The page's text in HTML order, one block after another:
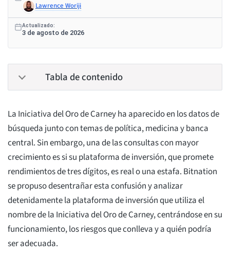
Lawrence Woriji
Actualizado:
3 de agosto de 2026
Tabla de contenido
La Iniciativa del Oro de Carney ha aparecido en los datos de
búsqueda junto con temas de política, medicina y banca
central. Sin embargo, una de las consultas con mayor
crecimiento es si su plataforma de inversión, que promete
rendimientos de tres dígitos, es real o una estafa. Bitnation
se propuso desentrañar esta confusión y analizar
detenidamente la plataforma de inversión que utiliza el
nombre de la Iniciativa del Oro de Carney, centrándose en su
funcionamiento, los riesgos que conlleva y a quién podría
ser adecuada.